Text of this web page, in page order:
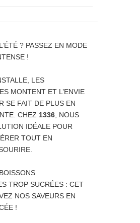
? PASSEZ EN MODE
!
LES
MONTENT ET L’ENVIE
SE FAIT DE PLUS EN
CHEZ 1336 , NOUS
IDÉALE POUR
TOUT EN
TROP SUCRÉES : CET
NOS SAVEURS EN
!